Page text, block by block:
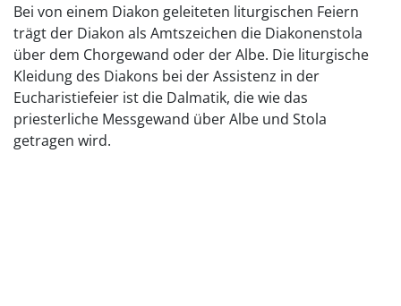
Bei von einem Diakon geleiteten liturgischen Feiern
trägt der Diakon als Amtszeichen die Diakonenstola
über dem Chorgewand oder der Albe. Die liturgische
Kleidung des Diakons bei der Assistenz in der
Eucharistiefeier ist die Dalmatik, die wie das
priesterliche Messgewand über Albe und Stola
getragen wird.